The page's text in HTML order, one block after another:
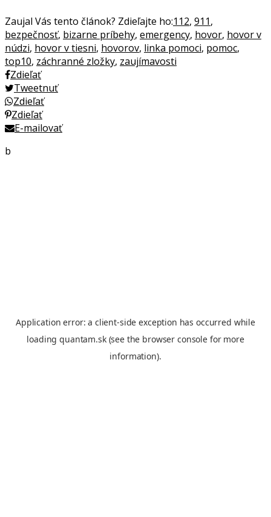
Zaujal Vás tento článok? Zdieľajte ho:112, 911,
bezpečnosť, bizarne príbehy, emergency, hovor, hovor v
núdzi, hovor v tiesni, hovorov, linka pomoci, pomoc,
top10, záchranné zložky, zaujímavosti
Zdieľať
Tweetnuť
Zdieľať
Zdieľať
E-mailovať
b